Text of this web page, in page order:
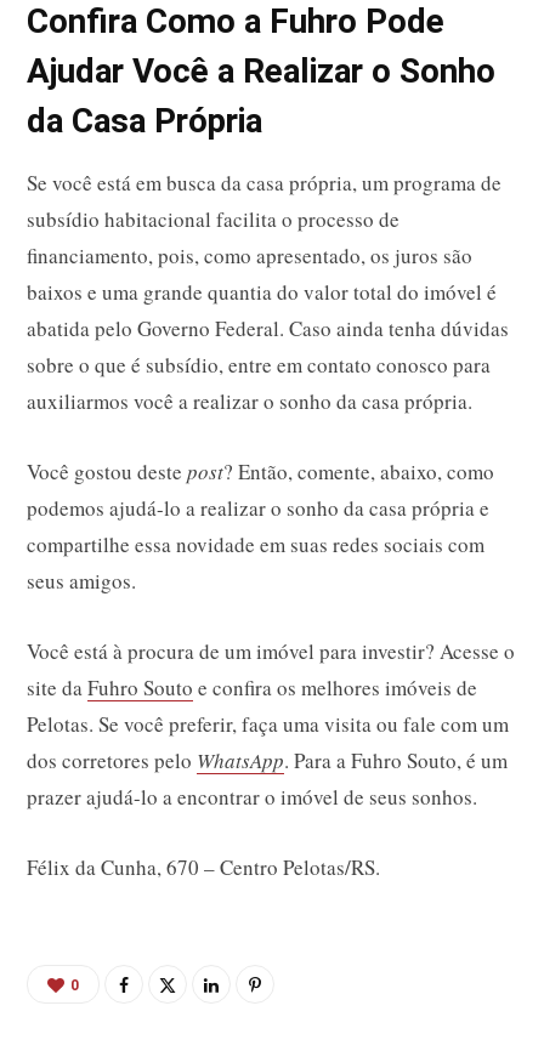
Confira Como a Fuhro Pode
Ajudar Você a Realizar o Sonho
da Casa Própria
Se você está em busca da casa própria, um programa de
subsídio habitacional facilita o processo de
financiamento, pois, como apresentado, os juros são
baixos e uma grande quantia do valor total do imóvel é
abatida pelo Governo Federal. Caso ainda tenha dúvidas
sobre o que é subsídio, entre em contato conosco para
auxiliarmos você a realizar o sonho da casa própria.
Você gostou deste post? Então, comente, abaixo, como
podemos ajudá-lo a realizar o sonho da casa própria e
compartilhe essa novidade em suas redes sociais com
seus amigos.
Você está à procura de um imóvel para investir? Acesse o
site daFuhro Souto e confira os melhores imóveis de
Pelotas. Se você preferir, faça uma visita ou fale com um
dos corretores pelo WhatsApp. Para a Fuhro Souto, é um
prazer ajudá-lo a encontrar o imóvel de seus sonhos.
Félix da Cunha, 670 – Centro Pelotas/RS.
0